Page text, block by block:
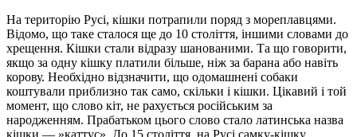
На територію Русі, кішки потрапили поряд з мореплавцями.
Відомо, що таке сталося ще до 10 століття, іншими словами до
хрещення. Кішки стали відразу шанованими. Та що говорити,
якщо за одну кішку платили більше, ніж за барана або навіть
корову. Необхідно відзначити, що одомашнені собаки
коштували приблизно так само, скільки і кішки. Цікавий і той
момент, що слово кіт, не рахується російським за
народженням. Прабатьком цього слово стало латинська назва
кішки — »каттус». До 15 століття, на Русі самку-кішку